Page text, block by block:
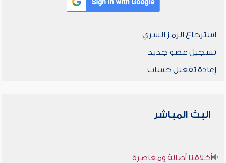
استرجاع الرمز السري
تسجيل عضو جديد
إعادة تفعيل حساب
البث المباشر
أخلاقنا أصالة ومعاصرة